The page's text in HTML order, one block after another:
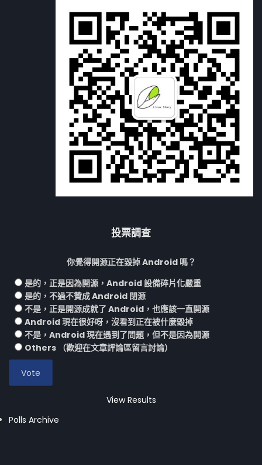
投票調查
你覺得開源正在毀掉 Android 嗎？
是的，正是因為開源，Android 設備碎片化嚴重
是的，不過不贊成 Android 閉源
不是，正是開源成就了 Android，也應該一直開源
Android 現在很好呀，沒看到正在被什麼毀掉
不是，Android 現在遇到了問題，但不是因為開源
Others （歡迎在文章評論區留言討論）
View Results
Polls Archive